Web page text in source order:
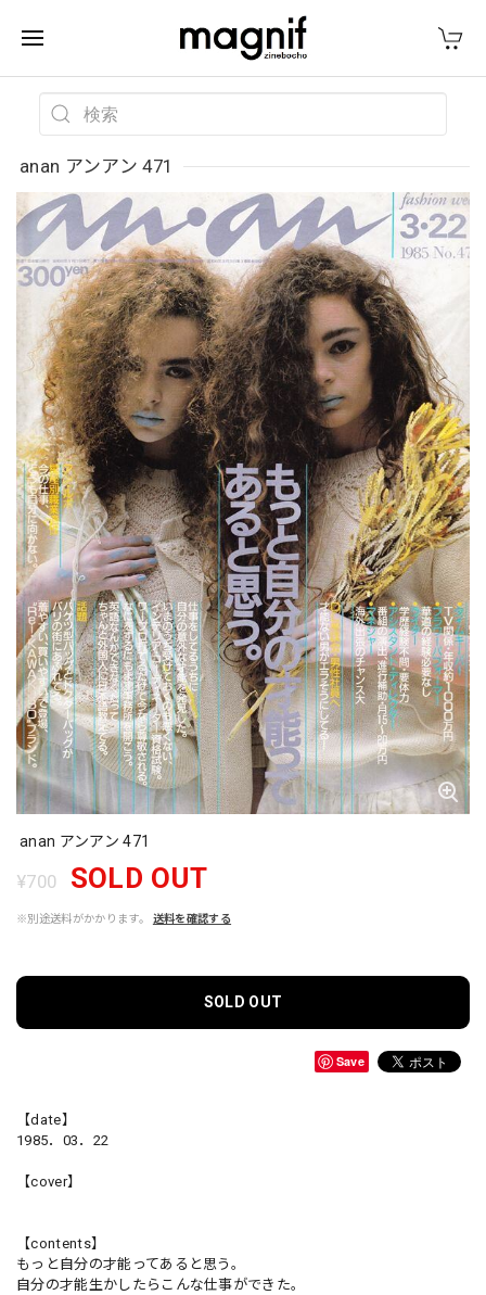
anan アンアン 471
anan アンアン 471
¥700 SOLD OUT
※別途送料がかかります。 送料を確認する
SOLD OUT
Save
【date】
1985．03．22
【cover】
【contents】
もっと自分の才能ってあると思う。
自分の才能生かしたらこんな仕事ができた。